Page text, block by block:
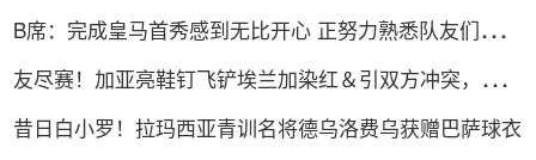
B席：完成皇马首秀感到无比开心 正努力熟悉队友们的特
友尽赛！加亚亮鞋钉飞铲埃兰加染红＆引双方冲突，后者
昔日白小罗！拉玛西亚青训名将德乌洛费乌获赠巴萨球衣